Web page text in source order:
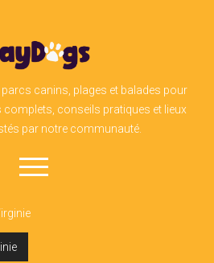
canins, plages et balades pour
complets, conseils pratiques et lieux
par notre communauté.
open
menu
linkedin